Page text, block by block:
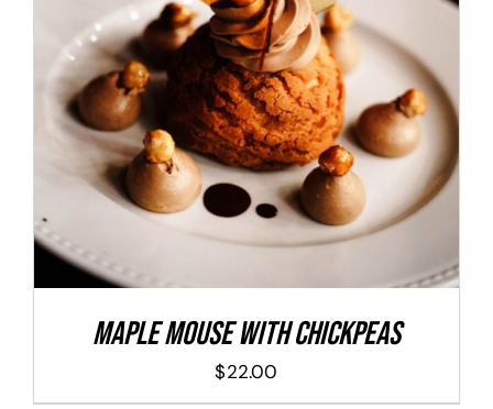
ADD TO CART / DETALLES
Maple Mouse With Chickpeas
$22.00